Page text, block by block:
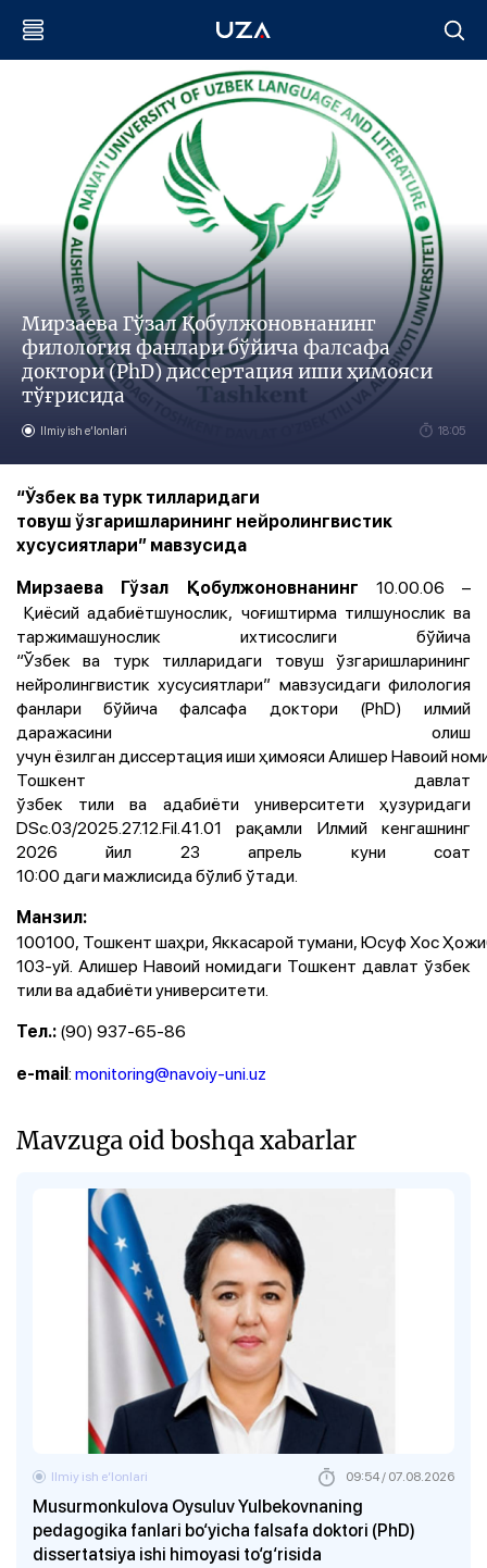
Мирзаева Гўзал Қобулжоновнанинг
филология фанлари бўйича фалсафа
доктори (PhD) диссертация иши ҳимояси
тўғрисида
Ilmiy ish eʼlonlari 18:05
“Ўзбек ва турк тилларидаги
товуш ўзгаришларининг нейролингвистик
хусусиятлари” мавзусида
Мирзаева Гўзал Қобулжоновнанинг
10.00.06 –
Қиёсий адабиётшунослик, чоғиштирма тилшунослик ва
таржимашунослик ихтисослиги бўйича
“Ўзбек ва турк тилларидаги товуш ўзгаришларининг
нейролингвистик хусусиятлари” мавзусидаги филология
фанлари бўйича фалсафа доктори (PhD) илмий
даражасини олиш
учун ёзилган диссертация иши ҳимояси Алишер Навоий
Тошкент давлат
ўзбек тили ва адабиёти университети ҳузуридаги
DSc.03/2025.27.12.Fil.41.01 рақамли Илмий кенгашнинг
2026 йил 23 апрель куни соат
10:00 даги мажлисида бўлиб ўтади.
Манзил:
100100, Тошкент шаҳри, Яккасарой тумани, Юсуф Хос
103-уй. Алишер Навоий номидаги Тошкент давлат ўзбек
тили ва адабиёти университети.
Тел.: (90) 937-65-86
e-mail:monitoring@navoiy-uni.uz
Mavzuga oid boshqa xabarlar
Musurmonkulova Oysuluv Yulbekovnaning
pedagogika fanlari bo‘yicha falsafa doktori (PhD)
dissertatsiya ishi himoyasi to‘g‘risida
Ilmiy ish eʼlonlari 09:54 / 07.08.2026